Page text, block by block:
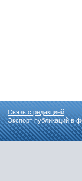
Связь с редакцией
Экспорт публикаций в